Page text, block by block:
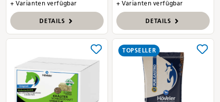
+ Varianten verfügbar
DETAILS
+ Varianten verfügbar
DETAILS
TOPSELLER